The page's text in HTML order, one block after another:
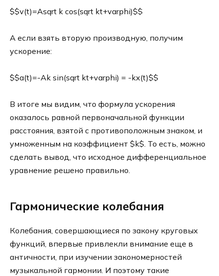
$$v(t)=Asqrt k cos(sqrt kt+varphi)$$
А если взять вторую производную, получим
ускорение:
$$a(t)=-Ak sin(sqrt kt+varphi) = -kx(t)$$
В итоге мы видим, что формула ускорения
оказалось равной первоначальной функции
расстояния, взятой с противоположным знаком, и
умноженным на коэффициент $k$. То есть, можно
сделать вывод, что исходное дифференциальное
уравнение решено правильно.
Гармонические колебания
Колебания, совершающиеся по закону круговых
функций, впервые привлекли внимание еще в
античности, при изучении закономерностей
музыкальной гармонии. И поэтому такие